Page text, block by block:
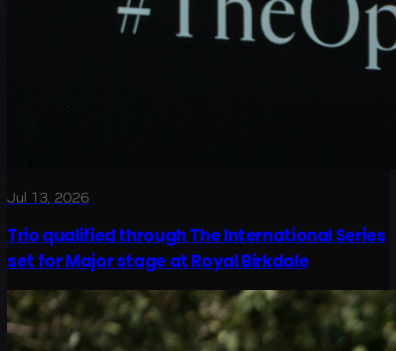
Jul 13, 2026
Trio qualified through The International Series
set for Major stage at Royal Birkdale